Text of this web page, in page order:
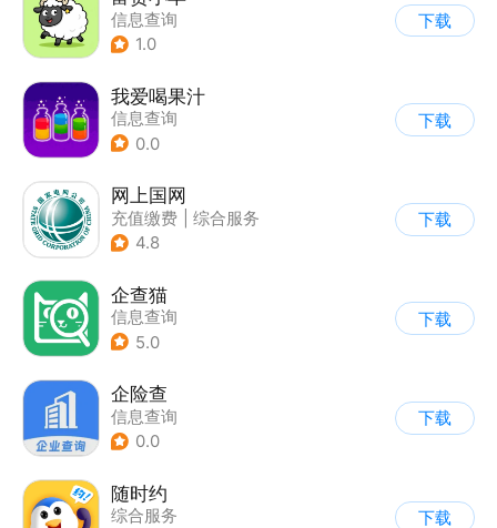
信息查询
1.0
下载
我爱喝果汁
信息查询
0.0
下载
网上国网
充值缴费
综合服务
4.8
下载
企查猫
信息查询
5.0
下载
企险查
信息查询
0.0
下载
随时约
综合服务
下载